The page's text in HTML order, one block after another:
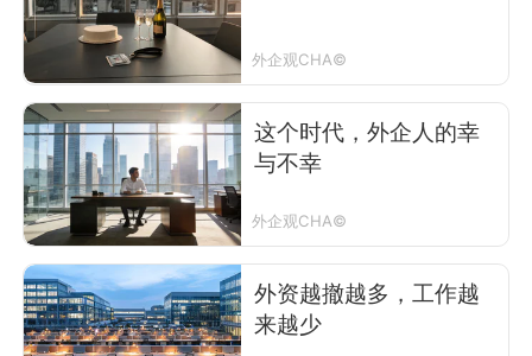
外企观CHA©
这个时代，外企人的幸
与不幸
外企观CHA©
外资越撤越多，工作越
来越少